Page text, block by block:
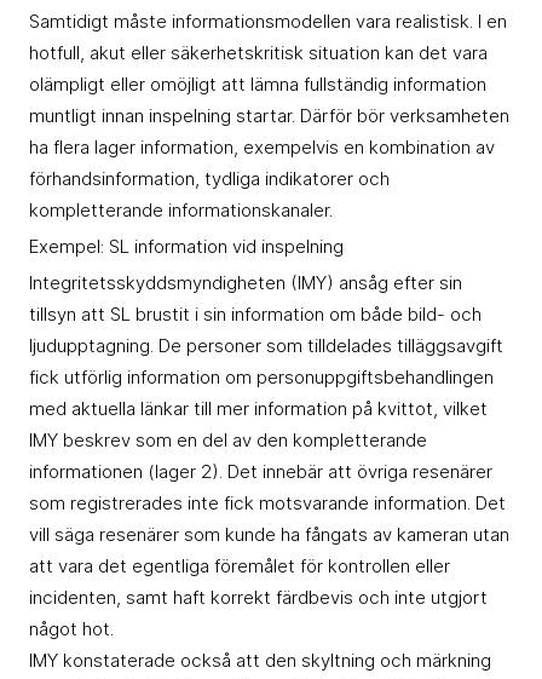
Samtidigt måste informationsmodellen vara realistisk. I en
hotfull, akut eller säkerhetskritisk situation kan det vara
olämpligt eller omöjligt att lämna fullständig information
muntligt innan inspelning startar. Därför bör verksamheten
ha flera lager information, exempelvis en kombination av
förhandsinformation, tydliga indikatorer och
kompletterande informationskanaler.
Exempel: SL information vid inspelning
Integritetsskyddsmyndigheten (IMY) ansåg efter sin
tillsyn att SL brustit i sin information om både bild- och
ljudupptagning. De personer som tilldelades tilläggsavgift
fick utförlig information om personuppgiftsbehandlingen
med aktuella länkar till mer information på kvittot, vilket
IMY beskrev som en del av den kompletterande
informationen (lager 2). Det innebär att övriga resenärer
som registrerades inte fick motsvarande information. Det
vill säga resenärer som kunde ha fångats av kameran utan
att vara det egentliga föremålet för kontrollen eller
incidenten, samt haft korrekt färdbevis och inte utgjort
något hot.
IMY konstaterade också att den skyltning och märkning